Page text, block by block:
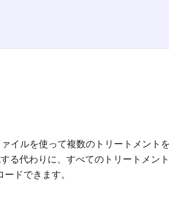
イルを使って複数のトリートメント
る代わりに、すべてのトリートメン
ドできます。